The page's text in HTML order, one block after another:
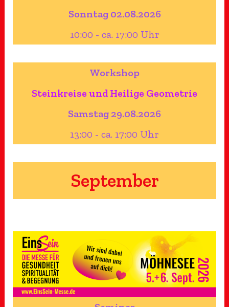
Sonntag 02.08.2026
10:00 - ca. 17:00 Uhr
Workshop
Steinkreise und Heilige Geometrie
Samstag 29.08.2026
13:00 - ca. 17:00 Uhr
September